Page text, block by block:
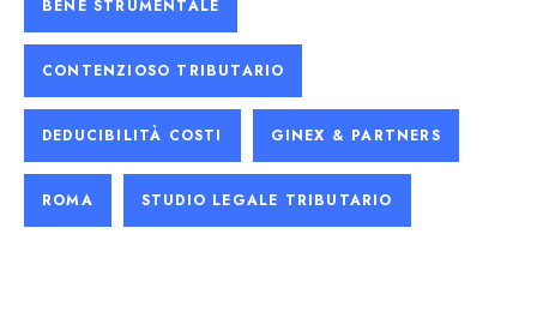
BENE STRUMENTALE
CONTENZIOSO TRIBUTARIO
DEDUCIBILITÀ COSTI GINEX & PARTNERS
ROMA STUDIO LEGALE TRIBUTARIO